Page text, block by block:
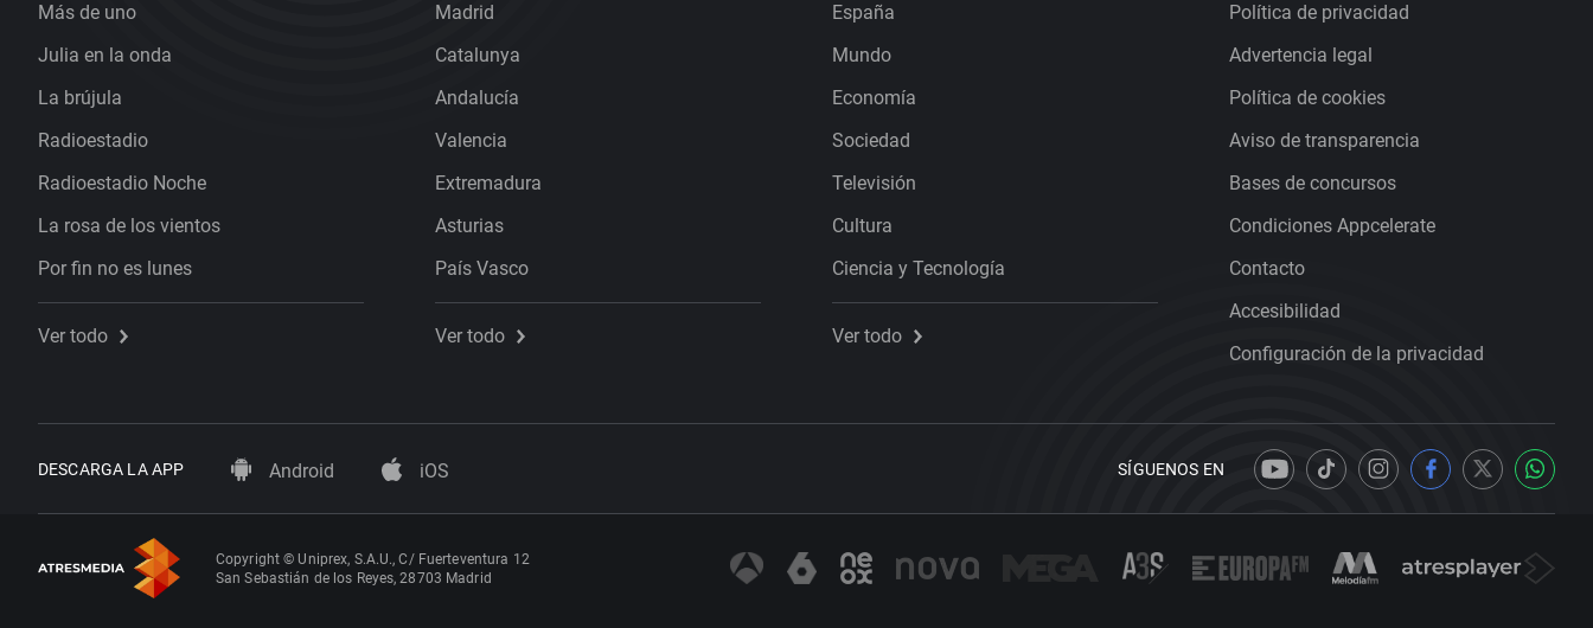
Más de uno
Julia en la onda
La brújula
Radioestadio
Radioestadio Noche
La rosa de los vientos
Por fin no es lunes
Ver todo
Madrid
Catalunya
Andalucía
Valencia
Extremadura
Asturias
País Vasco
Ver todo
España
Mundo
Economía
Sociedad
Televisión
Cultura
Ciencia y Tecnología
Ver todo
Política de privacidad
Advertencia legal
Política de cookies
Aviso de transparencia
Bases de concursos
Condiciones Appcelerate
Contacto
Accesibilidad
Configuración de la privacidad
DESCARGA LA APP Android iOS SÍGUENOS EN
Copyright © Uniprex, S.A.U., C/ Fuerteventura 12
San Sebastián de los Reyes, 28703 Madrid